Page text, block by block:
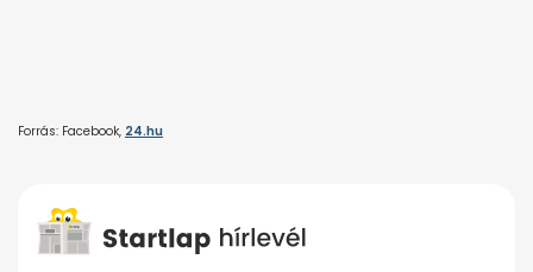
Forrás: Facebook, 24.hu